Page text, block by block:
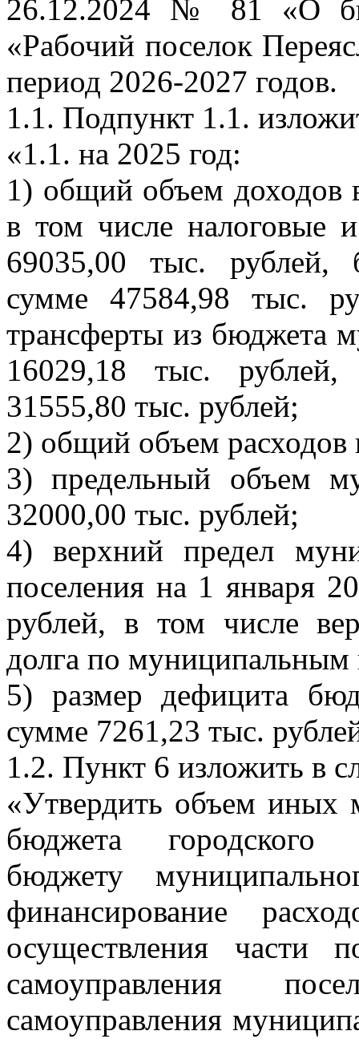
26.12.2024 № 81 «О
«Рабочий поселок
период 2026-2027 годов.
1.1. Подпункт 1.1.
«1.1. на 2025 год:
1) общий объем доходов
в том числе налоговые
69035,00 тыс. рублей,
сумме 47584,98 тыс.
трансферты из бюджета
16029,18 тыс.
31555,80 тыс. рублей;
2) общий объем расходов
3) предельный объем
32000,00 тыс. рублей;
4) верхний предел
поселения на 1 января
рублей, в том числе
долга по муниципальным
5) размер дефицита
сумме 7261,23 тыс.
1.2. Пункт 6 изложить в
«Утвердить объем иных
бюджета городского
бюджету
финансирование
осуществления части
самоуправления
самоуправления